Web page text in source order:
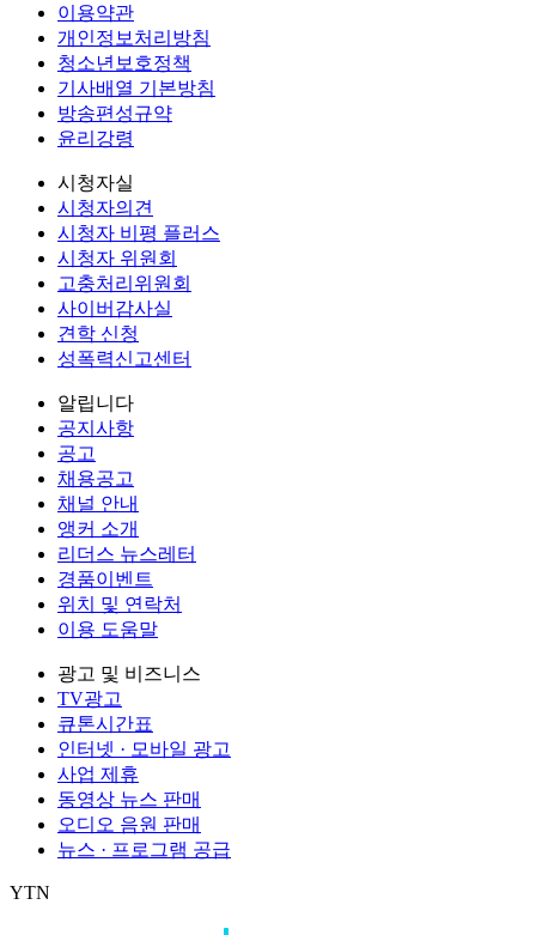
이용약관
개인정보처리방침
청소년보호정책
기사배열 기본방침
방송편성규약
윤리강령
시청자실
시청자의견
시청자 비평 플러스
시청자 위원회
고충처리위원회
사이버감사실
견학 신청
성폭력신고센터
알립니다
공지사항
공고
채용공고
채널 안내
앵커 소개
리더스 뉴스레터
경품이벤트
위치 및 연락처
이용 도움말
광고 및 비즈니스
TV광고
큐톤시간표
인터넷 · 모바일 광고
사업 제휴
동영상 뉴스 판매
오디오 음원 판매
뉴스 · 프로그램 공급
YTN